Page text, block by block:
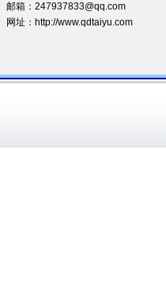
邮箱：247937833@qq.com
网址：http://www.qdtaiyu.com